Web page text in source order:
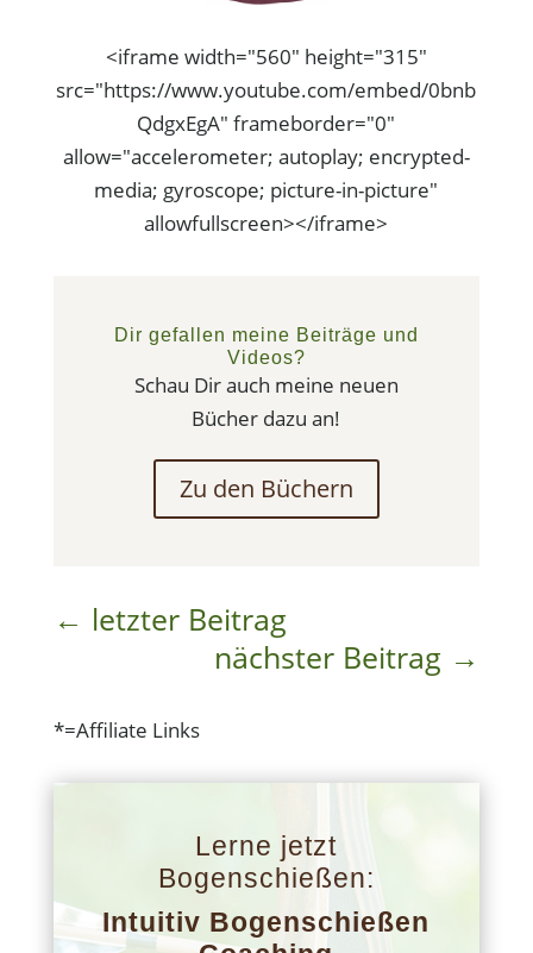
<iframe width="560" height="315"
src="https://www.youtube.com/embed/0bnb
QdgxEgA" frameborder="0"
allow="accelerometer; autoplay; encrypted-
media; gyroscope; picture-in-picture"
allowfullscreen></iframe>
Dir gefallen meine Beiträge und
Videos?
Schau Dir auch meine neuen
Bücher dazu an!
Zu den Büchern
← letzter Beitrag
nächster Beitrag →
*=Affiliate Links
Lerne jetzt
Bogenschießen:
Intuitiv Bogenschießen